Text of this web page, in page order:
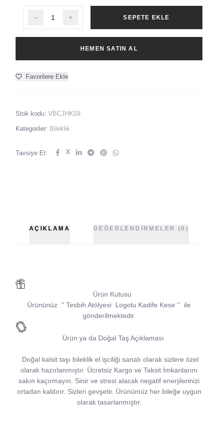
SEPETE EKLE
HEMEN SATIN AL
Favorilere Ekle
Stok kodu: VBCJHK59
Kategoriler: Bileklik
Tavsiye Et: X
AÇIKLAMA DEĞERLENDIRMELER (0)
Ürün Kutusu
Ürününüz '' Tesbih Atölyesi Logolu Kadife Kese ''
ile
gönderilmektedir.
Ürün ya da Doğal Taş Açıklaması
Doğal kalsit taşı bileklik el işciliği sanatı olarak sizlere özel
olarak hazırlanmıştır. Ücretsiz Kargo ve Taksit İmkanlarını
sakın kaçırmayın. Sinir ve stresi alacak negatif enerjilerinizi
ortadan kaldırır. Sizleri gevşetir. Ürünümüz her bileğe uygun
olarak tasarlanmıştır.